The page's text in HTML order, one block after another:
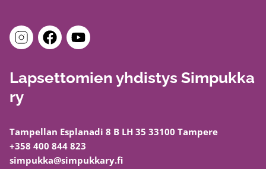
Lapsettomien yhdistys Simpukka
ry
Tampellan Esplanadi 8 B LH 35 33100 Tampere
+358 400 844 823
simpukka@simpukkary.fi